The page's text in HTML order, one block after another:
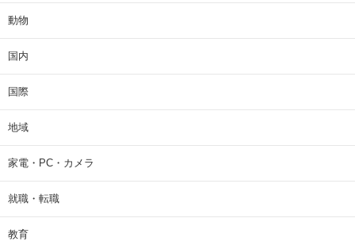
動物
国内
国際
地域
家電・PC・カメラ
就職・転職
教育